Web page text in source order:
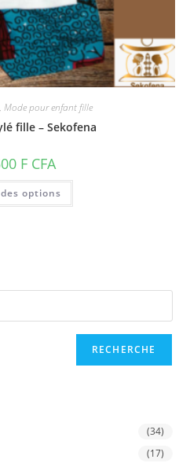
, Mode pour enfant fille
fille – Sekofena
F CFA
options
Ce
a
sur
produit
RECHERCHE
(34)
(17)